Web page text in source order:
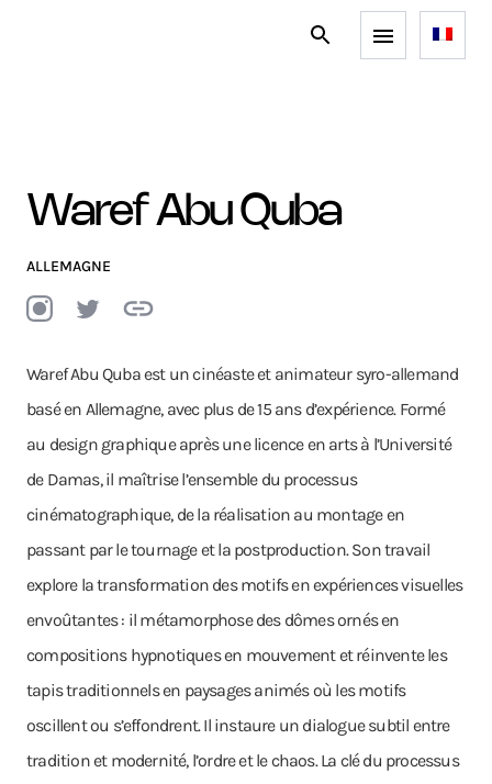
Waref Abu Quba
ALLEMAGNE
Waref Abu Quba est un cinéaste et animateur syro-allemand
basé en Allemagne, avec plus de 15 ans d’expérience. Formé
au design graphique après une licence en arts à l’Université
de Damas, il maîtrise l’ensemble du processus
cinématographique, de la réalisation au montage en
passant par le tournage et la postproduction. Son travail
explore la transformation des motifs en expériences visuelles
envoûtantes : il métamorphose des dômes ornés en
compositions hypnotiques en mouvement et réinvente les
tapis traditionnels en paysages animés où les motifs
oscillent ou s’effondrent. Il instaure un dialogue subtil entre
tradition et modernité, l’ordre et le chaos. La clé du processus